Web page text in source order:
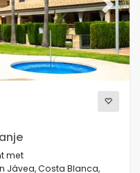
Next
met
Jávea, Costa Blanca,